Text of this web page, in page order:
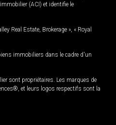
(ACI) et identifie le
Real Estate, Brokerage », « Royal
immobiliers dans le cadre d'un
sont propriétaires. Les marques de
et leurs logos respectifs sont la